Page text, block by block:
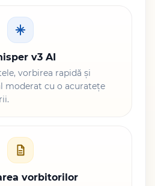
v3 AI
vorbirea rapidă și
moderat cu o acuratețe
vorbitorilor